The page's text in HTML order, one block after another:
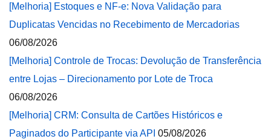
[Melhoria] Estoques e NF-e: Nova Validação para
Duplicatas Vencidas no Recebimento de Mercadorias
06/08/2026
[Melhoria] Controle de Trocas: Devolução de Transferência
entre Lojas – Direcionamento por Lote de Troca
06/08/2026
[Melhoria] CRM: Consulta de Cartões Históricos e
Paginados do Participante via API 05/08/2026